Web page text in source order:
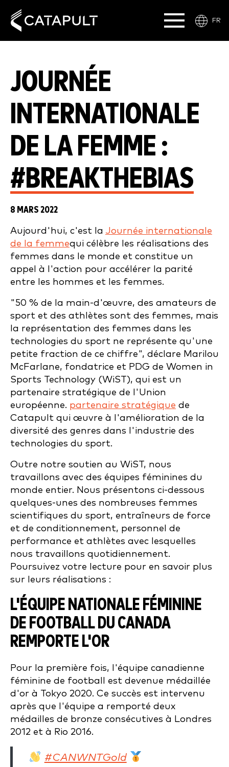
FR
JOURNÉE
INTERNATIONALE
DE LA FEMME :
#BREAKTHEBIAS
8 MARS 2022
Aujourd'hui, c'est la Journée internationale
de la femmequi célèbre les réalisations des
femmes dans le monde et constitue un
appel à l'action pour accélérer la parité
entre les hommes et les femmes.
"50 % de la main-d'œuvre, des amateurs de
sport et des athlètes sont des femmes, mais
la représentation des femmes dans les
technologies du sport ne représente qu'une
petite fraction de ce chiffre", déclare Marilou
McFarlane, fondatrice et PDG de Women in
Sports Technology (WiST), qui est un
partenaire stratégique de l'Union
européenne. partenaire stratégique de
Catapult qui œuvre à l'amélioration de la
diversité des genres dans l'industrie des
technologies du sport.
Outre notre soutien au WiST, nous
travaillons avec des équipes féminines du
monde entier. Nous présentons ci-dessous
quelques-unes des nombreuses femmes
scientifiques du sport, entraîneurs de force
et de conditionnement, personnel de
performance et athlètes avec lesquelles
nous travaillons quotidiennement.
Poursuivez votre lecture pour en savoir plus
sur leurs réalisations :
L'ÉQUIPE NATIONALE FÉMININE
DE FOOTBALL DU CANADA
REMPORTE L'OR
Pour la première fois, l'équipe canadienne
féminine de football est devenue médaillée
d'or à Tokyo 2020. Ce succès est intervenu
après que l'équipe a remporté deux
médailles de bronze consécutives à Londres
2012 et à Rio 2016.
#CANWNTGold